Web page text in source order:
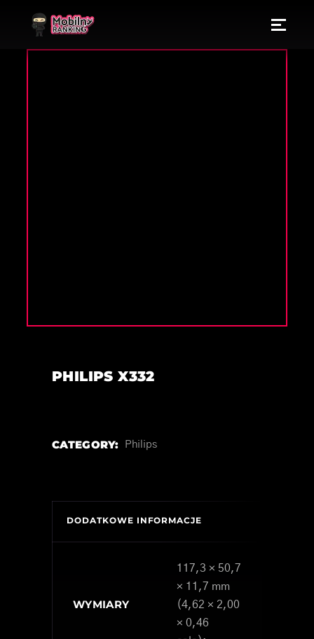
PHILIPS X332
CATEGORY: Philips
DODATKOWE INFORMACJE
WYMIARY
117,3 × 50,7
× 11,7 mm
(4,62 × 2,00
× 0,46